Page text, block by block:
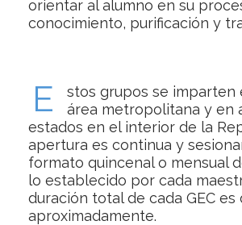
orientar al alumno en su
conocimiento, purificación y
E
stos grupos se imparten
área metropolitana y en
estados en el interior de la
apertura es continua y
formato quincenal o mensual
lo establecido por cada
duración total de cada GEC es
aproximadamente.